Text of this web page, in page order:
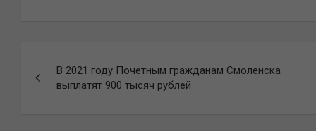
по
В 2021 году Почетным гражданам Смоленска
выплатят 900 тысяч рублей